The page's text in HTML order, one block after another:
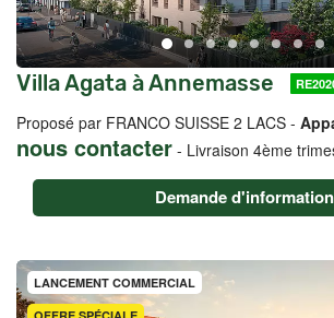
Villa Agata à Annemasse
Proposé par FRANCO SUISSE 2 LACS -
nous contacter - Livraison 4ème
Demande d'information
LANCEMENT COMMERCIAL